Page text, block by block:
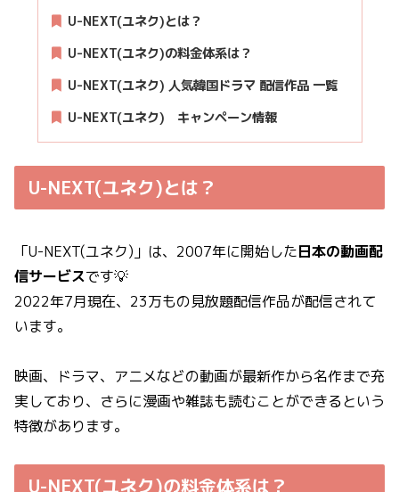
U-NEXT(ユネク)とは？
U-NEXT(ユネク)の料金体系は？
U-NEXT(ユネク) 人気韓国ドラマ 配信作品 一覧
U-NEXT(ユネク) キャンペーン情報
U-NEXT(ユネク)とは？
「U-NEXT(ユネク)」は、2007年に開始した日本の動画配
信サービスです💡
2022年7月現在、23万もの見放題配信作品が配信されて
います。
映画、ドラマ、アニメなどの動画が最新作から名作まで充
実しており、さらに漫画や雑誌も読むことができるという
特徴があります。
U-NEXT(ユネク)の料金体系は？